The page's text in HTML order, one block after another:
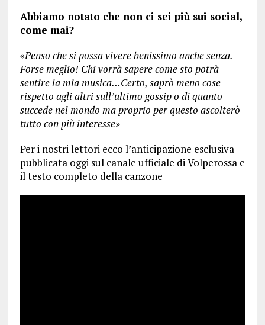
Abbiamo notato che non ci sei più sui social,
come mai?
«Penso che si possa vivere benissimo anche senza.
Forse meglio! Chi vorrà sapere come sto potrà
sentire la mia musica…Certo, saprò meno cose
rispetto agli altri sull’ultimo gossip o di quanto
succede nel mondo ma proprio per questo ascolterò
tutto con più interesse»
Per i nostri lettori ecco l’anticipazione esclusiva
pubblicata oggi sul canale ufficiale di Volperossa e
il testo completo della canzone